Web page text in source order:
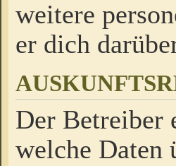
weitere
er dich
Der Betreiber
welche Daten